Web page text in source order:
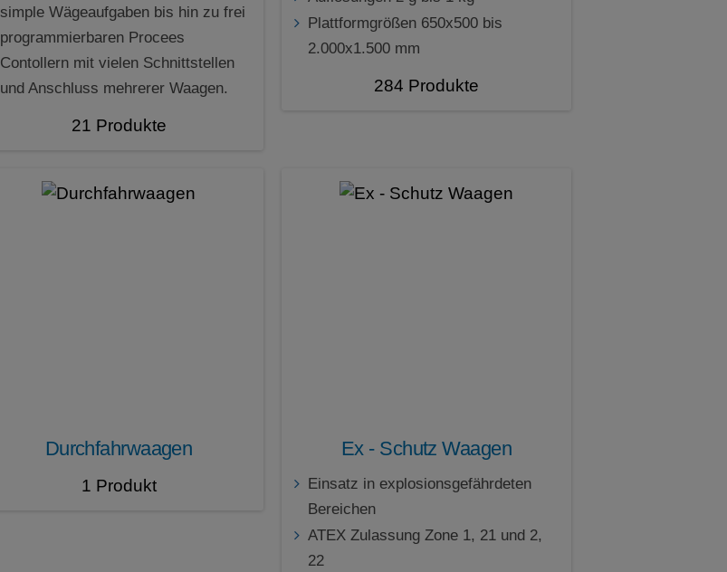
simple Wägeaufgaben bis hin zu frei
programmierbaren Procees
Contollern mit vielen Schnittstellen
und Anschluss mehrerer Waagen.
21 Produkte
Plattformgrößen 650x500 bis
2.000x1.500 mm
284 Produkte
Durchfahrwaagen
1 Produkt
Ex - Schutz Waagen
Einsatz in explosionsgefährdeten
Bereichen
ATEX Zulassung Zone 1, 21 und 2,
22